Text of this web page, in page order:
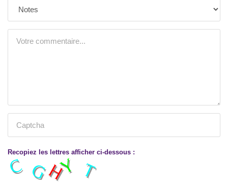
Recopiez les lettres afficher ci-dessous :